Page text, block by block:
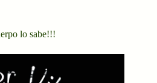
lo sabe!!!